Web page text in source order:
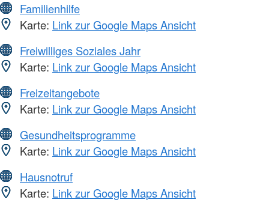
Familienhilfe
Karte: Link zur Google Maps Ansicht
Freiwilliges Soziales Jahr
Karte: Link zur Google Maps Ansicht
Freizeitangebote
Karte: Link zur Google Maps Ansicht
Gesundheitsprogramme
Karte: Link zur Google Maps Ansicht
Hausnotruf
Karte: Link zur Google Maps Ansicht